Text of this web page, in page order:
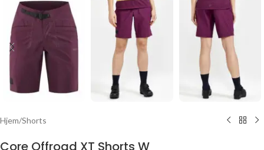
Hjem/Shorts
Core Offroad XT Shorts W